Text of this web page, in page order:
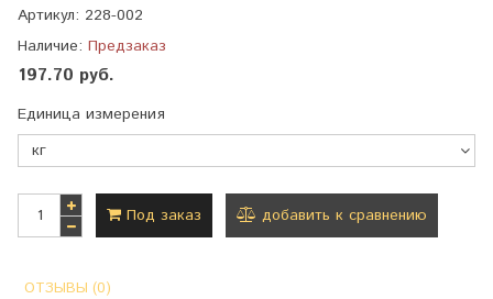
Артикул: 228-002
Наличие: Предзаказ
197.70 руб.
Единица измерения
Под заказ добавить к сравнению
ОТЗЫВЫ (0)